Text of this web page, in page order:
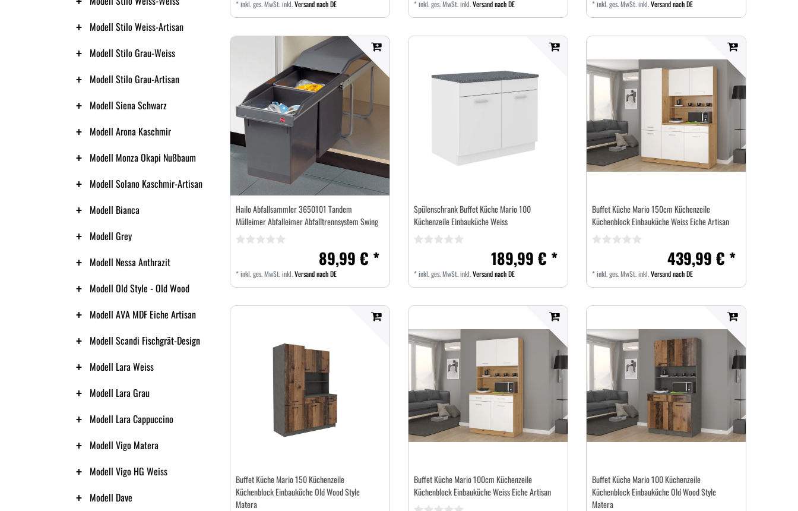
Modell Stilo Weiss-Artisan
Modell Stilo Grau-Weiss
Modell Stilo Grau-Artisan
Modell Siena Schwarz
Modell Arona Kaschmir
Modell Monza Okapi Nußbaum
Modell Solano Kaschmir-Artisan
Modell Bianca
Modell Grey
Modell Nessa Anthrazit
Modell Old Style - Old Wood
Modell AVA MDF Eiche Artisan
Modell Scandi Fischgrät-Design
Modell Lara Weiss
Modell Lara Grau
Modell Lara Cappuccino
Modell Vigo Matera
Modell Vigo HG Weiss
Modell Dave
*inkl. ges. MwSt.inkl.Versand nach DE *inkl. ges. MwSt.inkl.Versand nach DE *inkl. ges. MwSt.inkl.Versand nach DE
Hailo Abfallsammler 3650101 Tandem
Mülleimer Abfalleimer Abfalltrennsystem Swing
89,99 € *
*inkl. ges. MwSt.inkl.Versand nach DE
Spülenschrank Buffet Küche Mario 100
Küchenzeile Einbauküche Weiss
189,99 € *
*inkl. ges. MwSt.inkl.Versand nach DE
Buffet Küche Mario 150cm Küchenzeile
Küchenblock Einbauküche Weiss Eiche Artisan
439,99 € *
*inkl. ges. MwSt.inkl.Versand nach DE
Buffet Küche Mario 150 Küchenzeile
Küchenblock Einbauküche Old Wood Style
Matera
Buffet Küche Mario 100cm Küchenzeile
Küchenblock Einbauküche Weiss Eiche Artisan
Buffet Küche Mario 100 Küchenzeile
Küchenblock Einbauküche Old Wood Style
Matera